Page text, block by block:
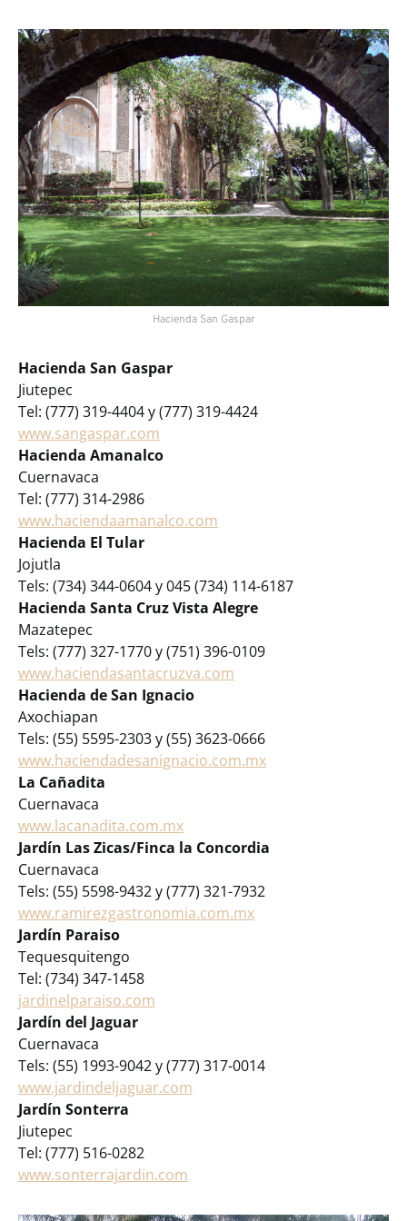
Hacienda San Gaspar
Hacienda San Gaspar
Jiutepec
Tel: (777) 319-4404 y (777) 319-4424
www.sangaspar.com
Hacienda Amanalco
Cuernavaca
Tel: (777) 314-2986
www.haciendaamanalco.com
Hacienda El Tular
Jojutla
Tels: (734) 344-0604 y 045 (734) 114-6187
Hacienda Santa Cruz Vista Alegre
Mazatepec
Tels: (777) 327-1770 y (751) 396-0109
www.haciendasantacruzva.com
Hacienda de San Ignacio
Axochiapan
Tels: (55) 5595-2303 y (55) 3623-0666
www.haciendadesanignacio.com.mx
La Cañadita
Cuernavaca
www.lacanadita.com.mx
Jardín Las Zicas/Finca la Concordia
Cuernavaca
Tels: (55) 5598-9432 y (777) 321-7932
www.ramirezgastronomia.com.mx
Jardín Paraiso
Tequesquitengo
Tel: (734) 347-1458
jardinelparaiso.com
Jardín del Jaguar
Cuernavaca
Tels: (55) 1993-9042 y (777) 317-0014
www.jardindeljaguar.com
Jardín Sonterra
Jiutepec
Tel: (777) 516-0282
www.sonterrajardin.com